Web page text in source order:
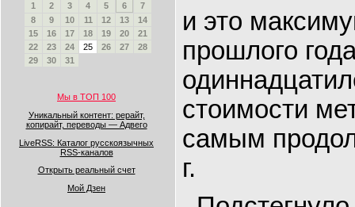
1
2 3 4 5 6
7
8
9 10 11 12 13
14
15
16 17 18 19 20
21
22
23 24 25 26 27
28
29
30 31
Мы в ТОП 100
Уникальный контент: рерайт,
копирайт, переводы — Адвего
LiveRSS: Каталог русскоязычных
RSS-каналов
Открыть реальный счет
Мой Дзен
и это
прошлого
стоимости
самым
г.